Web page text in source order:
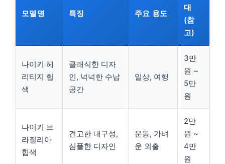
모델명 특징 주요 용도
대
(참
고)
나이키 헤
리티지 힙
색
클래식한 디자
인, 넉넉한 수납
공간
일상, 여행
3만
원 ~
5만
원
나이키 브
라질리아
힙색
견고한 내구성,
심플한 디자인
운동, 가벼
운 외출
2만
원 ~
4만
원